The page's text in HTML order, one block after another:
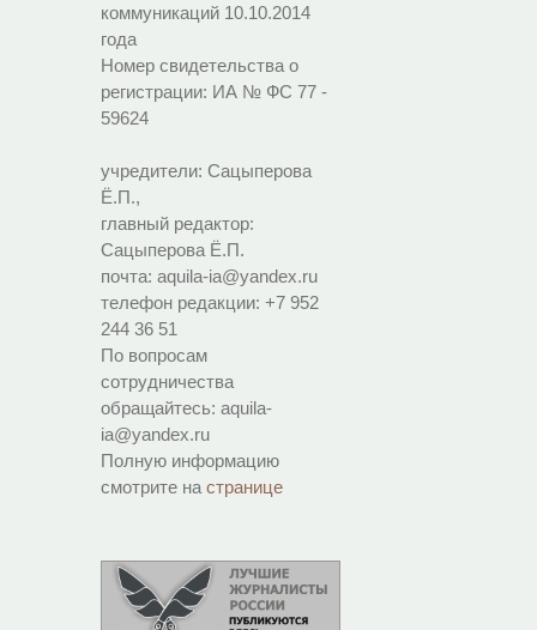
коммуникаций 10.10.2014
года
Номер свидетельства о
регистрации: ИА № ФС 77 -
59624
учредители: Сацыперова
Ё.П.,
главный редактор:
Сацыперова Ё.П.
почта: aquila-ia@yandex.ru
телефон редакции: +7 952
244 36 51
По вопросам
сотрудничества
обращайтесь: aquila-
ia@yandex.ru
Полную информацию
смотрите настранице